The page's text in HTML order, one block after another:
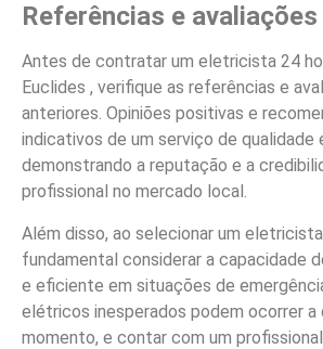
Referências e
Antes de contratar um eletricista 24
Euclides , verifique as referências e
anteriores. Opiniões positivas e
indicativos de um serviço de qualidade
demonstrando a reputação e a
profissional no mercado local.
Além disso, ao selecionar um
fundamental considerar a capacidade
e eficiente em situações de
elétricos inesperados podem ocorrer a
momento, e contar com um